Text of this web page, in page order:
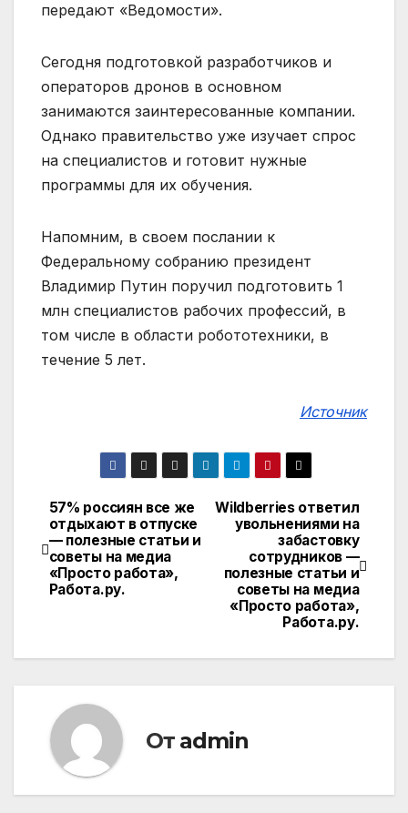
передают «Ведомости».
Сегодня подготовкой разработчиков и
операторов дронов в основном
занимаются заинтересованные компании.
Однако правительство уже изучает спрос
на специалистов и готовит нужные
программы для их обучения.
Напомним, в своем послании к
Федеральному собранию президент
Владимир Путин поручил подготовить 1
млн специалистов рабочих профессий, в
том числе в области робототехники, в
течение 5 лет.
Источник
Навигация
по
записям
Wildberries ответил
увольнениями на
забастовку
сотрудников —
полезные статьи и
советы на медиа
«Просто работа»,
Работа.ру.
57% россиян все же
отдыхают в отпуске
— полезные статьи и
советы на медиа
«Просто работа»,
Работа.ру.
От admin